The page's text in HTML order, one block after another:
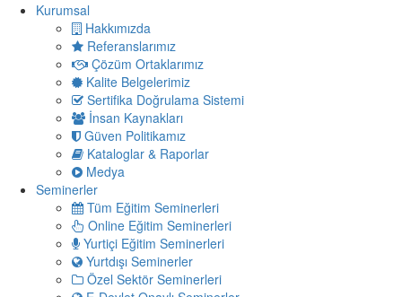
Kurumsal
Hakkımızda
Referanslarımız
Çözüm Ortaklarımız
Kalite Belgelerimiz
Sertifika Doğrulama Sistemi
İnsan Kaynakları
Güven Politikamız
Kataloglar & Raporlar
Medya
Seminerler
Tüm Eğitim Seminerleri
Online Eğitim Seminerleri
Yurtiçi Eğitim Seminerleri
Yurtdışı Seminerler
Özel Sektör Seminerleri